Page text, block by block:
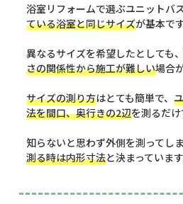
浴室リフォームで選ぶユニットバ
ている浴室と同じサイズが基本です
異なるサイズを希望したとしても、
さの関係性から施工が難しい場合
サイズの測り方はとても簡単で、
法を間口、奥行きの2辺を測るだけ
知らないと思わず外側を測ってし
測る時は内形寸法と決まっています